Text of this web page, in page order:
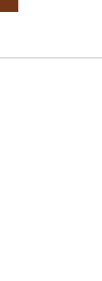
univerzity